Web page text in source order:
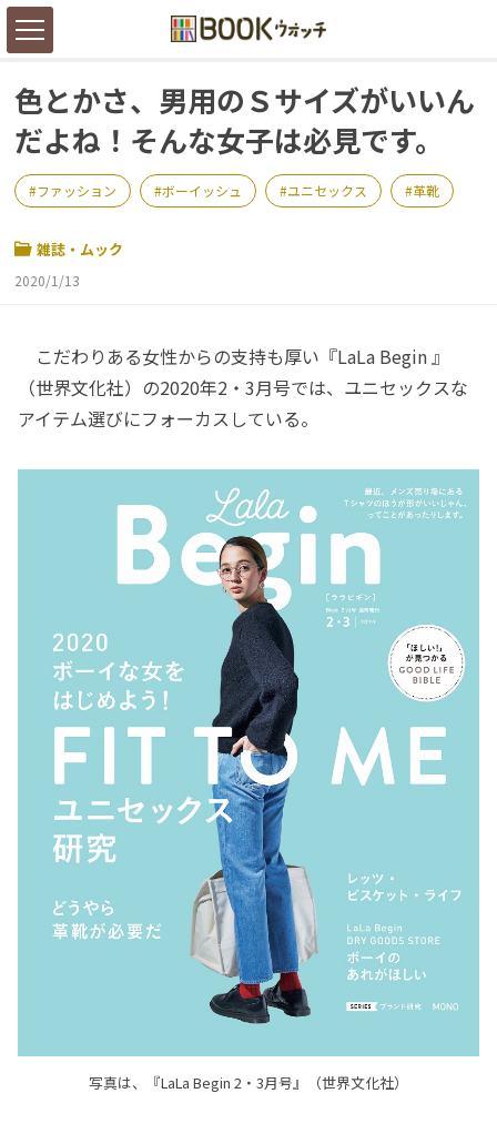
色とかさ、男用のＳサイズがいいん
だよね！そんな女子は必見です。
ファッション ボーイッシュ ユニセックス 革靴
雑誌・ムック
2020/1/13
こだわりある女性からの支持も厚い『LaLa Begin 』
（世界文化社）の2020年2・3月号では、ユニセックスな
アイテム選びにフォーカスしている。
写真は、『LaLa Begin 2・3月号』（世界文化社）